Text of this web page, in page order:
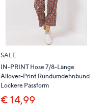
SALE
IN-PRINT Hose 7/8-Länge
Allover-Print Rundumdehnbund
Lockere Passform
€ 14,99